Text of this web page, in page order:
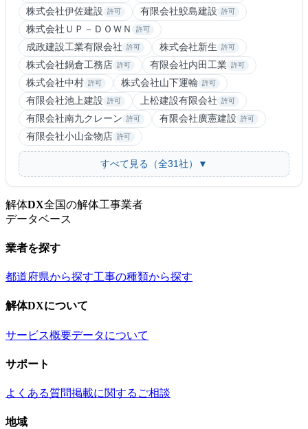
株式会社伊佐建設 許可 有限会社鮫島建設 許可
株式会社ＵＰ－ＤＯＷＮ 許可
成政建設工業有限会社 許可 株式会社新生 許可
株式会社鍋倉工務店 許可 有限会社内田工業 許可
株式会社中村 許可 株式会社山下運輸 許可
有限会社池上建設 許可 上松建設有限会社 許可
有限会社南九クレーン 許可 有限会社廣憲建設 許可
有限会社小山金物店 許可
すべて見る（全31社）▼
解体DX全国の解体工事業者
データベース
業者を探す
都道府県から探す工事の種類から探す
解体DXについて
サービス概要データについて
サポート
よくある質問掲載に関するご相談
地域